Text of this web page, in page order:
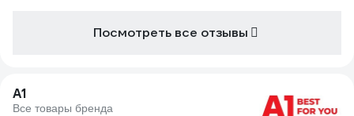
Посмотреть все отзывы
A1
Все товары бренда